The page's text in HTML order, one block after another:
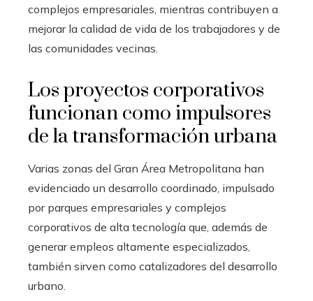
complejos empresariales, mientras contribuyen a
mejorar la calidad de vida de los trabajadores y de
las comunidades vecinas.
Los proyectos corporativos
funcionan como impulsores
de la transformación urbana
Varias zonas del Gran Área Metropolitana han
evidenciado un desarrollo coordinado, impulsado
por parques empresariales y complejos
corporativos de alta tecnología que, además de
generar empleos altamente especializados,
también sirven como catalizadores del desarrollo
urbano.